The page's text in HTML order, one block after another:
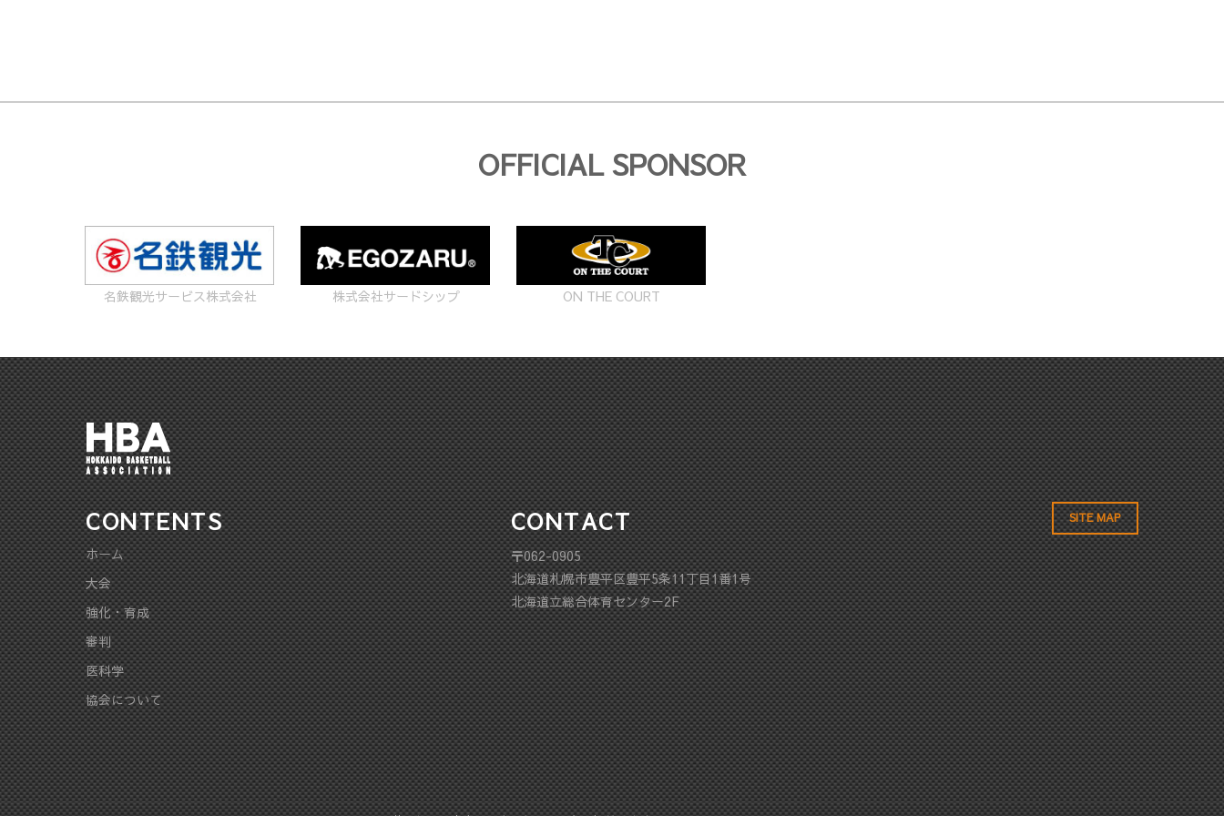
OFFICIAL SPONSOR
名鉄観光サービス株式会社 株式会社サードシップ ON THE COURT
CONTENTS
ホーム
大会
強化・育成
審判
医科学
協会について
CONTACT
〒062-0905
北海道札幌市豊平区豊平5条11丁目1番1号
北海道立総合体育センター2F
SITE MAP